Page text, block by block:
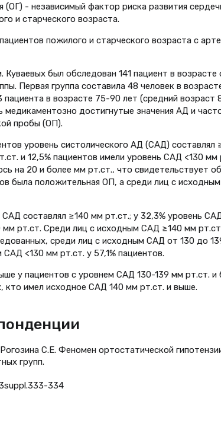
(ОГ) - независимый фактор риска развития
и старческого возраста.
пожилого и старческого возраста с
был обследован 141 пациент в
Первая группа составила 48 человек в
в возрасте 75-90 лет (средний возраст
достигнутые значения АД и
пробы (ОП).
уровень систолического АД (САД) составлял
и 12,5% пациентов имели уровень САД <130 мм
на 20 и более мм рт.ст., что свидетельствует
была положительная ОП, а среди лиц с
составлял ≥140 мм рт.ст.; у 32,3% уровень
рт.ст. Среди лиц с исходным САД ≥140 мм
среди лиц с исходным САД от 130 до
<130 мм рт.ст. у 57,1% пациентов.
у пациентов с уровнем САД 130-139 мм рт.ст. и
кто имел исходное САД 140 мм рт.ст. и выше.
С.Е. Феномен ортостатической
групп.
334